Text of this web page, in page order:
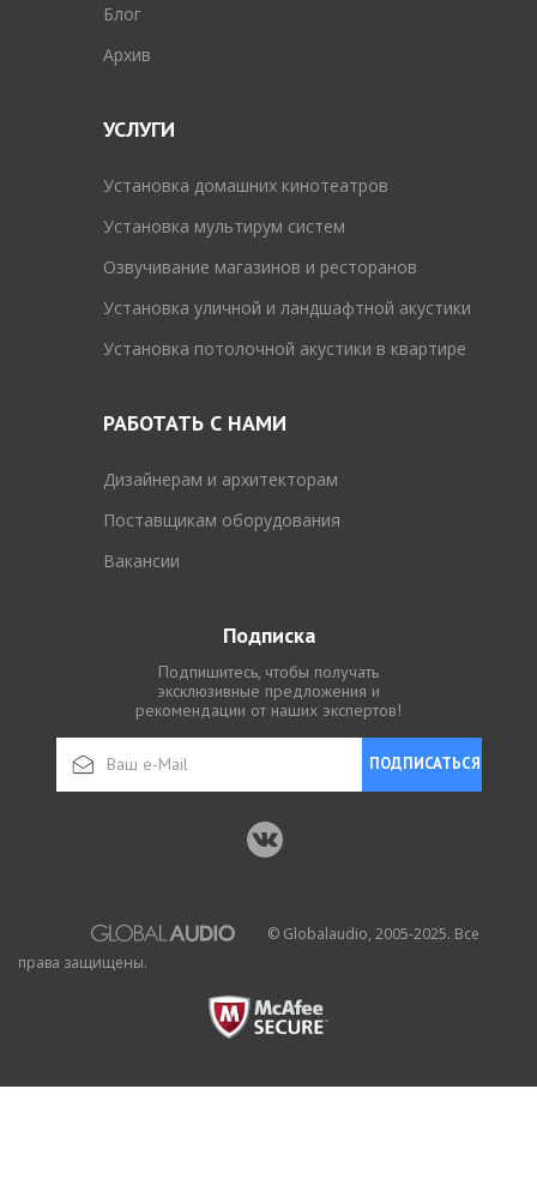
Блог
Архив
УСЛУГИ
Установка домашних кинотеатров
Установка мультирум систем
Озвучивание магазинов и ресторанов
Установка уличной и ландшафтной акустики
Установка потолочной акустики в квартире
РАБОТАТЬ С НАМИ
Дизайнерам и архитекторам
Поставщикам оборудования
Вакансии
Подписка
Подпишитесь, чтобы получать
эксклюзивные предложения и
рекомендации от наших экспертов!
ПОДПИСАТЬСЯ
© Globalaudio, 2005-2025. Все
права защищены.